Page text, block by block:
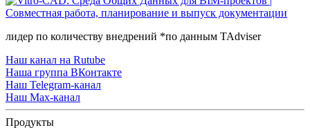
лидер по количеству внедрений *по данным TAdviser
Наш канал на Rutube
Наша группа ВКонтакте
Наш Telegram-канал
Наш Max-канал
Продукты